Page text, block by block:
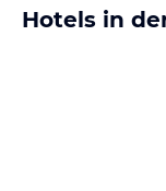
Hotels in